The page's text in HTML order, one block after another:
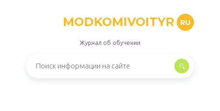
MODKOMIVOITYR RU
Журнал об обучении